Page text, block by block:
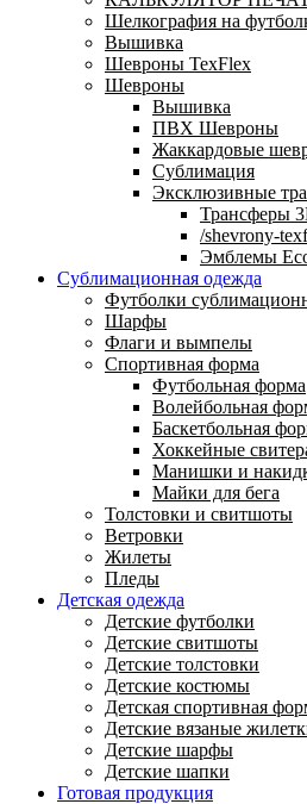
Шелкография на
Вышивка
Шевроны TexFlex
Шевроны
Вышивка
ПВХ Шевроны
Жаккардовые
Сублимация
Эксклюзивные
Трансферы
/shevrony-
Эмблемы
Сублимационная одежда
Футболки
Шарфы
Флаги и вымпелы
Спортивная форма
Футбольная форма
Волейбольная
Баскетбольная
Хоккейные
Манишки и
Майки для бега
Толстовки и свитшоты
Ветровки
Жилеты
Пледы
Детская одежда
Детские футболки
Детские свитшоты
Детские толстовки
Детские костюмы
Детская спортивная
Детские вязаные
Детские шарфы
Детские шапки
Готовая продукция